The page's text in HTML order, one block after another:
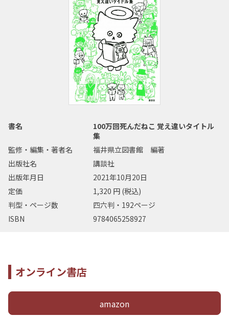
書名
100万回死んだねこ 覚え違いタイトル
集
監修・編集・著者名
福井県立図書館 編著
出版社名
講談社
出版年月日
2021年10月20日
定価
1,320 円 (税込)
判型・ページ数
四六判・192ページ
ISBN
9784065258927
オンライン書店
amazon